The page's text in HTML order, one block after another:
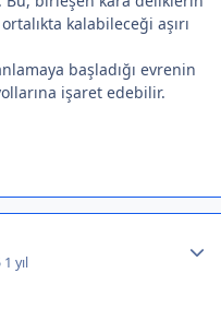
kalabileceği aşırı
başladığı evrenin
işaret edebilir.
1 yıl